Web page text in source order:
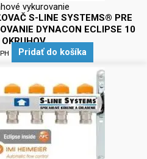
vykurovanie
S-LINE SYSTEMS® PRE
DYNACON ECLIPSE 10
OKRUHOV
Pridať do košíka